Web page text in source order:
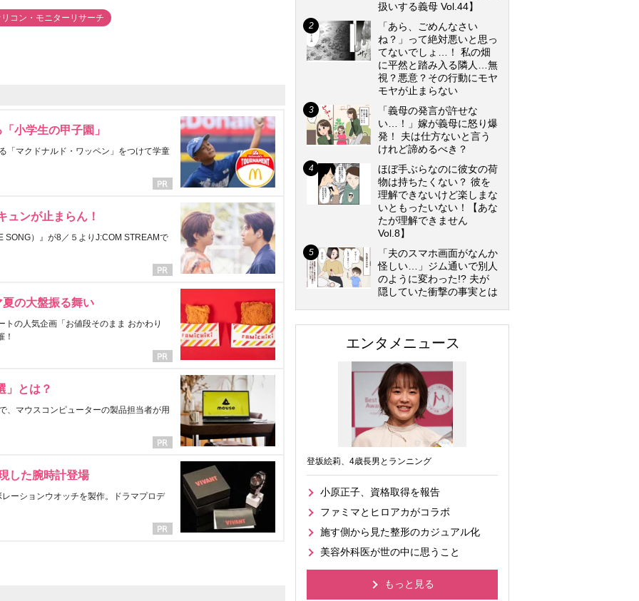
コン・モニターリサーチ
小学生の甲子園」
「マクドナルド・ワッペン」をつけて学童
ュンが止まらん！
SONG）』が8／５よりJ:COM STREAMで
の大盤振る舞い
の人気企画「お値段そのまま おかわり
！
」とは？
、マウスコンピューターの製品担当者が用
した腕時計登場
ーションウオッチを製作。ドラマプロデ
扱いする義母 Vol.44】
「あら、ごめんなさい
ね？」って絶対悪いと思っ
てないでしょ…！ 私の畑
に平然と踏み入る隣人…無
視？悪意？その行動にモヤ
モヤが止まらない
「義母の発言が許せな
い…！」嫁が義母に怒り爆
発！ 夫は仕方ないと言う
けれど諦めるべき？
ほぼ手ぶらなのに彼女の荷
物は持ちたくない？ 彼を
理解できないけど楽しまな
いともったいない！【あな
たが理解できません
Vol.8】
「夫のスマホ画面がなんか
怪しい…」ジム通いで別人
のように変わった!? 夫が
隠していた衝撃の事実とは
エンタメニュース
登坂絵莉、4歳長男とランニング
小原正子、資格取得を報告
ファミマとヒロアカがコラボ
施す側から見た整形のカジュアル化
美容外科医が世の中に思うこと
もっと見る